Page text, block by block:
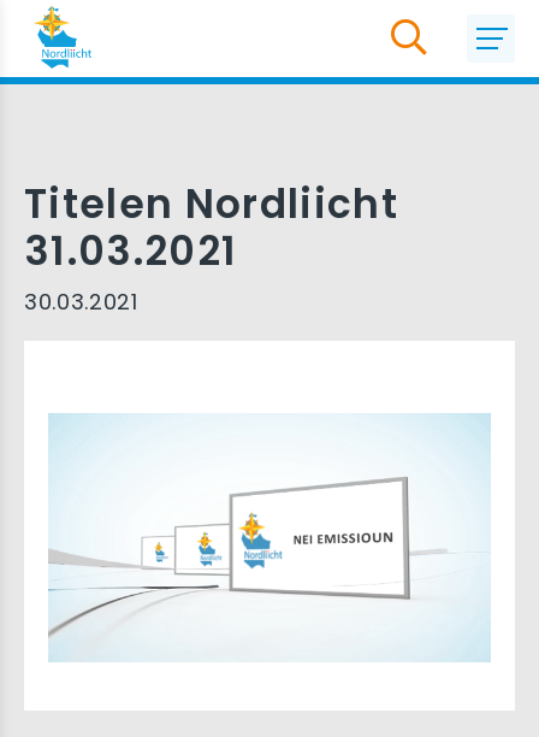
Titelen Nordliicht
31.03.2021
30.03.2021